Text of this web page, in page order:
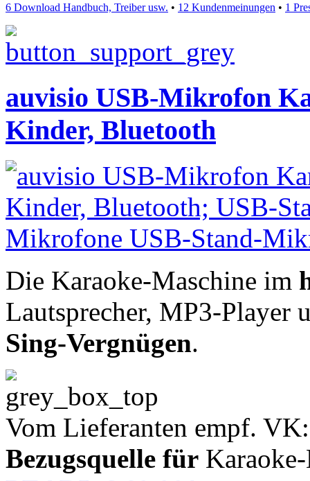
6 Download Handbuch, Treiber usw. • 12 Kundenmeinungen • 1
auvisio USB-Mikrofon
Kinder, Bluetooth
Die Karaoke-Maschine im
Lautsprecher, MP3-Player
Sing-Vergnügen.
Vom Lieferanten empf.
Bezugsquelle für